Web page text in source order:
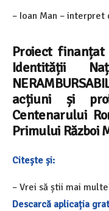
– Ioan Man – interpret
Proiect
Identității
acțiuni și
Centenarului
Primului Război
Citește și:
– Vrei să știi mai
Descarcă aplicația